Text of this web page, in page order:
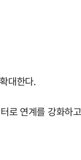
대한다.
로 연계를 강화